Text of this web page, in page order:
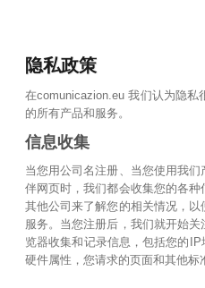
隐私政策
在comunicazion.eu 我们认为隐私
的所有产品和服务。
信息收集
当您用公司名注册、当您使用我
伴网页时，我们都会收集您的各
其他公司来了解您的相关情况，
服务。当您注册后，我们就开始
览器收集和记录信息，包括您的
硬件属性，您请求的页面和其他标